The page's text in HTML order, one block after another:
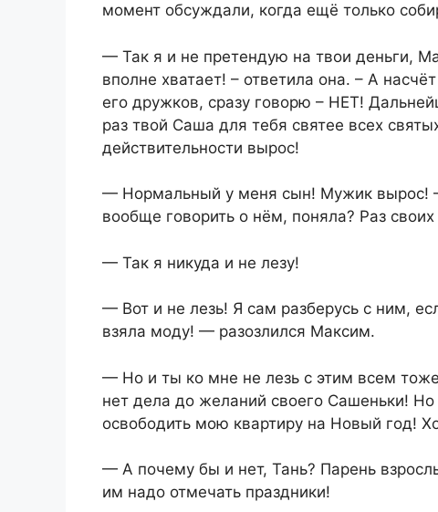
момент обсуждали, когда ещё только
— Так я и не претендую на твои деньги,
вполне хватает! – ответила она. – А
его дружков, сразу говорю – НЕТ!
раз твой Саша для тебя святее всех
действительности вырос!
— Нормальный у меня сын! Мужик вырос!
вообще говорить о нём, поняла? Раз
— Так я никуда и не лезу!
— Вот и не лезь! Я сам разберусь с ним,
взяла моду! — разозлился Максим.
— Но и ты ко мне не лезь с этим всем
нет дела до желаний своего Сашеньки!
освободить мою квартиру на Новый год!
— А почему бы и нет, Тань? Парень
им надо отмечать праздники!